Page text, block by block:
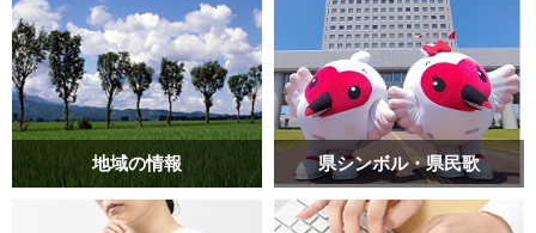
地域の情報 県シンボル・県民歌